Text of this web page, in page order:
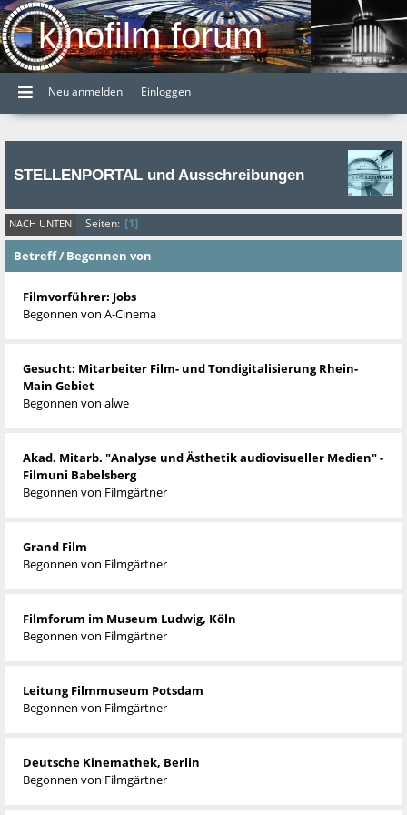
kinofilm forum
Neu anmelden Einloggen
STELLENPORTAL und Ausschreibungen
NACH UNTEN Seiten
1
Betreff/ Begonnen von
Filmvorführer: Jobs
Begonnen von A-Cinema
Gesucht: Mitarbeiter Film- und Tondigitalisierung Rhein-
Main Gebiet
Begonnen von alwe
Akad. Mitarb. "Analyse und Ästhetik audiovisueller Medien" -
Filmuni Babelsberg
Begonnen von Filmgärtner
Grand Film
Begonnen von Filmgärtner
Filmforum im Museum Ludwig, Köln
Begonnen von Filmgärtner
Leitung Filmmuseum Potsdam
Begonnen von Filmgärtner
Deutsche Kinemathek, Berlin
Begonnen von Filmgärtner